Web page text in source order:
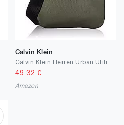
Calvin Klein
49.32 €
Amazon